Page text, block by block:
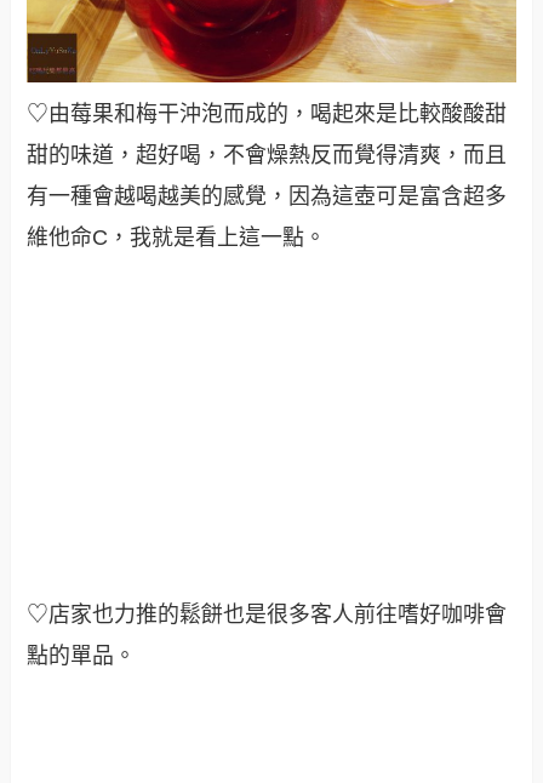
♡由莓果和梅干沖泡而成的，喝起來是比較酸酸甜
甜的味道，超好喝，不會燥熱反而覺得清爽，而且
有一種會越喝越美的感覺，因為這壺可是富含超多
維他命C，我就是看上這一點。
♡店家也力推的鬆餅也是很多客人前往嗜好咖啡會
點的單品 。